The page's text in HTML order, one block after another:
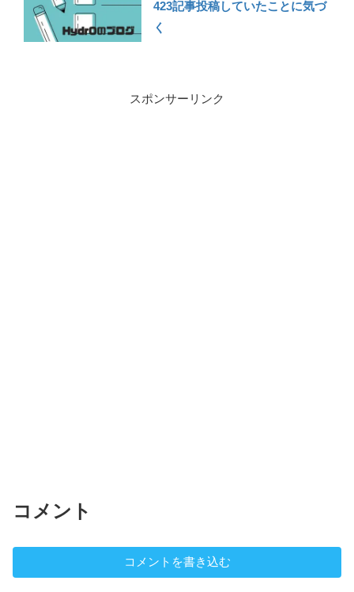
423記事投稿していたことに気づ
く
スポンサーリンク
コメント
コメントを書き込む